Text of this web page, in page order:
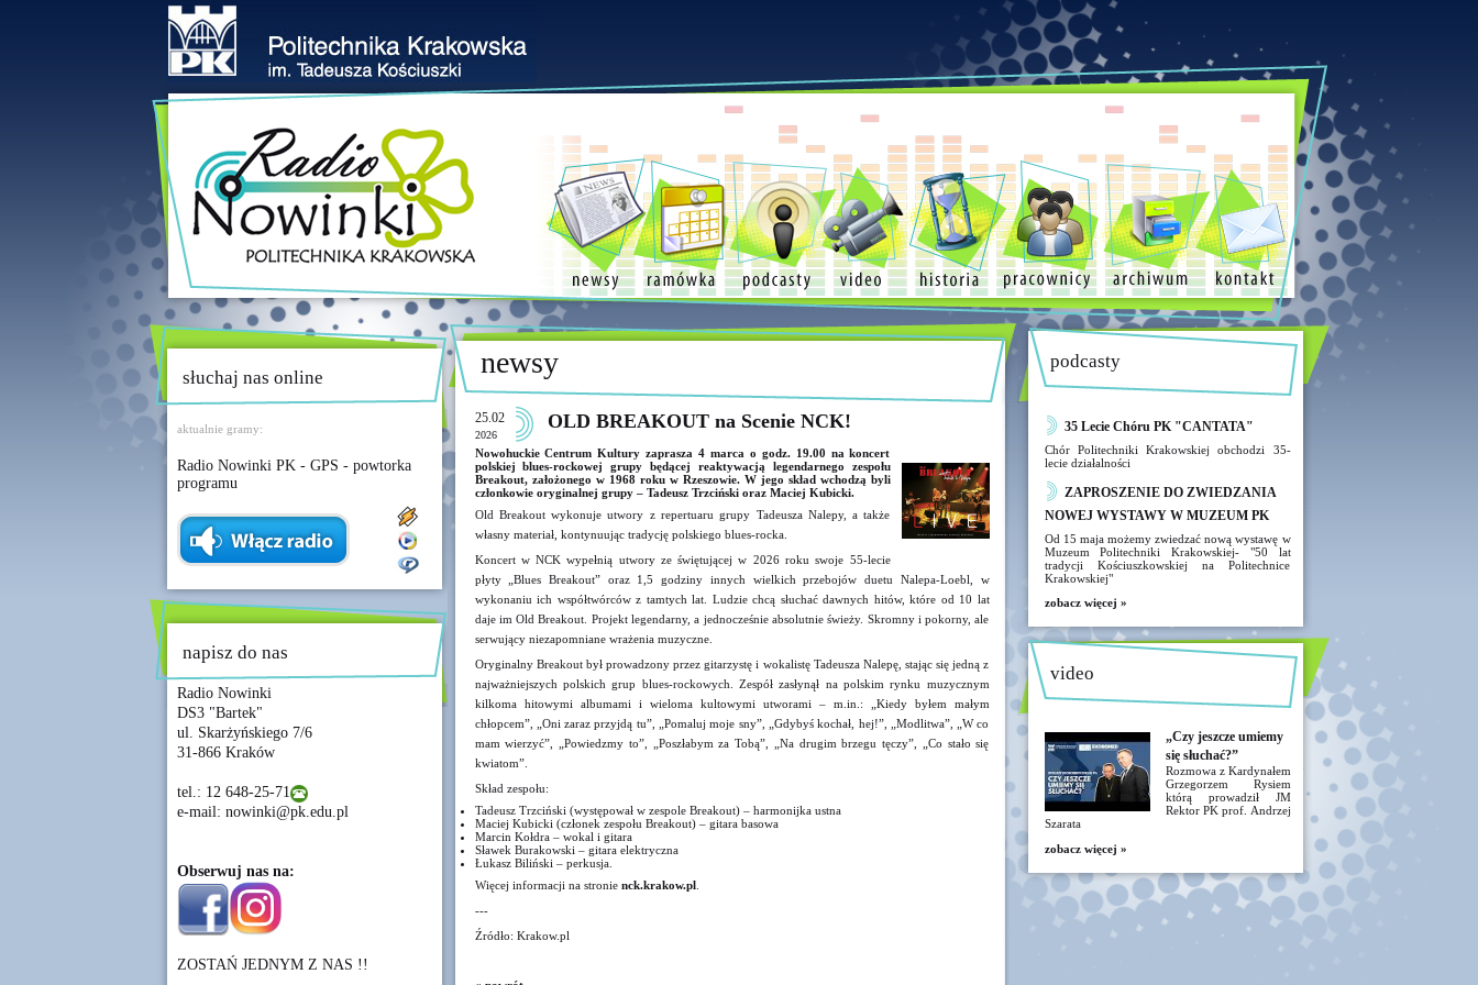
słuchaj nas online
aktualnie gramy:
Radio Nowinki PK - GPS - powtorka
programu
napisz do nas
Radio Nowinki
DS3 "Bartek"
ul. Skarżyńskiego 7/6
31-866 Kraków
tel.: 12 648-25-71
e-mail: nowinki@pk.edu.pl
Obserwuj nas na:
ZOSTAŃ JEDNYM Z NAS !!
newsy
25.02
2026
OLD BREAKOUT na Scenie NCK!
Nowohuckie Centrum Kultury zaprasza 4 marca o godz. 19.00 na koncert
polskiej blues-rockowej grupy będącej reaktywacją legendarnego zespołu
Breakout, założonego w 1968 roku w Rzeszowie. W jego skład wchodzą byli
członkowie oryginalnej grupy – Tadeusz Trzciński oraz Maciej Kubicki.
Old Breakout wykonuje utwory z repertuaru grupy Tadeusza Nalepy, a także
własny materiał, kontynuując tradycję polskiego blues-rocka.
Koncert w NCK wypełnią utwory ze świętującej w 2026 roku swoje 55-lecie
płyty „Blues Breakout” oraz 1,5 godziny innych wielkich przebojów duetu Nalepa-Loebl, w
wykonaniu ich współtwórców z tamtych lat. Ludzie chcą słuchać dawnych hitów, które od 10 lat
daje im Old Breakout. Projekt legendarny, a jednocześnie absolutnie świeży. Skromny i pokorny, ale
serwujący niezapomniane wrażenia muzyczne.
Oryginalny Breakout był prowadzony przez gitarzystę i wokalistę Tadeusza Nalepę, stając się jedną z
najważniejszych polskich grup blues-rockowych. Zespół zasłynął na polskim rynku muzycznym
kilkoma hitowymi albumami i wieloma kultowymi utworami – m.in.: „Kiedy byłem małym
chłopcem”, „Oni zaraz przyjdą tu”, „Pomaluj moje sny”, „Gdybyś kochał, hej!”, „Modlitwa”, „W co
mam wierzyć”, „Powiedzmy to”, „Poszłabym za Tobą”, „Na drugim brzegu tęczy”, „Co stało się
kwiatom”.
Skład zespołu:
Tadeusz Trzciński (występował w zespole Breakout) – harmonijka ustna
Maciej Kubicki (członek zespołu Breakout) – gitara basowa
Marcin Kołdra – wokal i gitara
Sławek Burakowski – gitara elektryczna
Łukasz Biliński – perkusja.
Więcej informacji na stronie nck.krakow.pl.
---
Źródło: Krakow.pl
podcasty
35 Lecie Chóru PK "CANTATA"
Chór Politechniki Krakowskiej obchodzi 35-
lecie działalności
ZAPROSZENIE DO ZWIEDZANIA
NOWEJ WYSTAWY W MUZEUM PK
Od 15 maja możemy zwiedzać nową wystawę w
Muzeum Politechniki Krakowskiej- "50 lat
tradycji Kościuszkowskiej na Politechnice
Krakowskiej"
zobacz więcej »
video
„Czy jeszcze umiemy
się słuchać?”
Rozmowa z Kardynałem
Grzegorzem Rysiem
którą prowadził JM
Rektor PK prof. Andrzej
Szarata
zobacz więcej »